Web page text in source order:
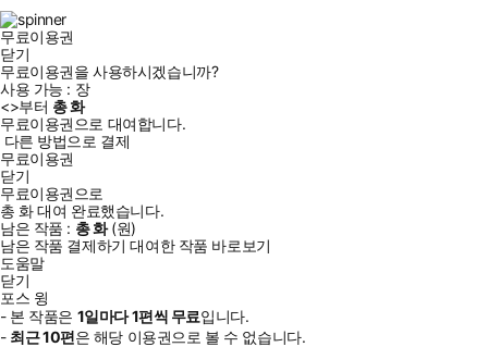
무료이용권
닫기
무료이용권을 사용하시겠습니까?
사용 가능 : 장
<>부터 총화
무료이용권으로 대여합니다.
다른 방법으로 결제
무료이용권
닫기
무료이용권으로
총 화대여 완료했습니다.
남은 작품 : 총화(원)
남은 작품 결제하기 대여한 작품 바로보기
도움말
닫기
포스 윙
- 본 작품은 1일마다1편씩 무료입니다.
- 최근10편은 해당 이용권으로 볼 수 없습니다.